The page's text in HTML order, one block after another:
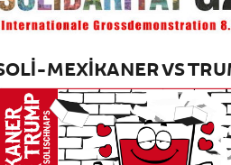
MEXIKANER VS